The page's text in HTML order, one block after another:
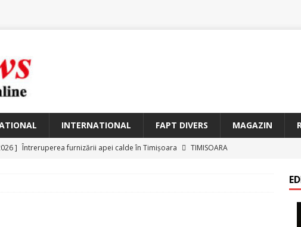
INTERNATIONAL FAPT DIVERS MAGAZIN
] Întreruperea furnizării apei calde în Timișoara
TIMISOARA
– fugit irreparabile tempus
]